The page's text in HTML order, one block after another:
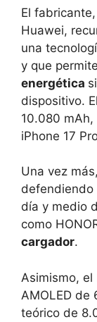
El
Huawei,
una
y que permite
energética
dispositivo.
10.080
iPhone 17
Una vez
defendiendo
día y medio
como
cargador.
Asimismo,
AMOLED de
teórico de